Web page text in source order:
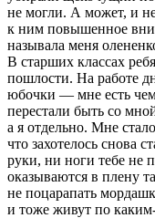
не могли. А может, и
к ним повышенное
называла меня
В старших классах
пошлости. На работе
юбочки — мне есть чем
перестали быть со
а я отдельно. Мне
что захотелось снова
руки, ни ноги тебе не
оказываются в плену
не поцарапать
и тоже живут по